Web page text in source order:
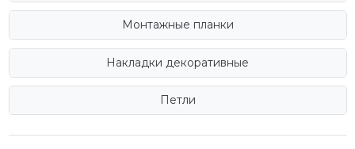
Монтажные планки
Накладки декоративные
Петли